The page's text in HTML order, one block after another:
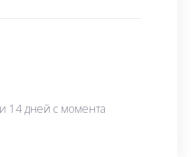
14 дней с момента